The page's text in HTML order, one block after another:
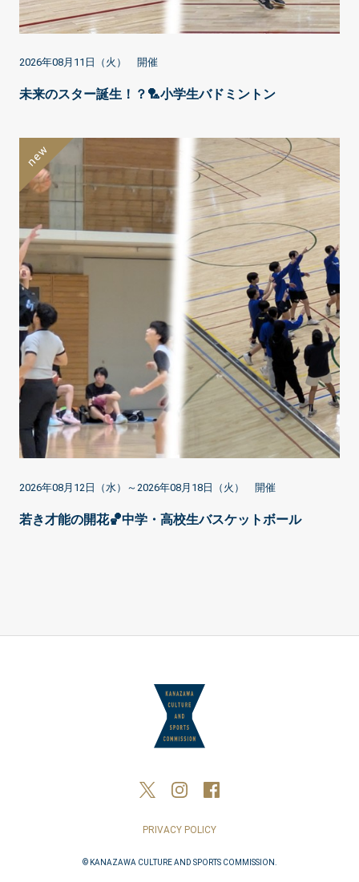
2026年08月11日（火） 開催
未来のスター誕生！？🏸小学生バドミントン
2026年08月12日（水）～2026年08月18日（火） 開催
若き才能の開花🏀中学・高校生バスケットボール
PRIVACY POLICY
© KANAZAWA CULTURE AND SPORTS COMMISSION.